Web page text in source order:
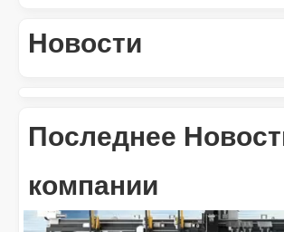
Новости
Последнее
компании
Универсальные 3. Применение и